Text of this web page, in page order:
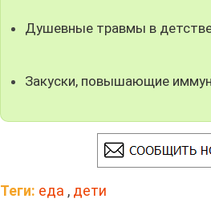
Душевные травмы в
Закуски, повышающие
Теги: еда , дети